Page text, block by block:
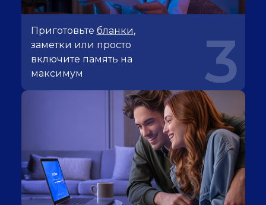
Приготовьте бланки,
заметки или просто
включите память на
максимум
3